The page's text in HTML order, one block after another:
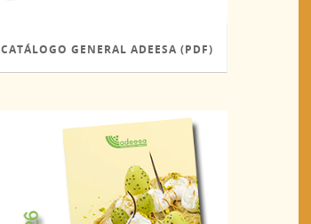
CATÁLOGO GENERAL ADEESA (PDF)